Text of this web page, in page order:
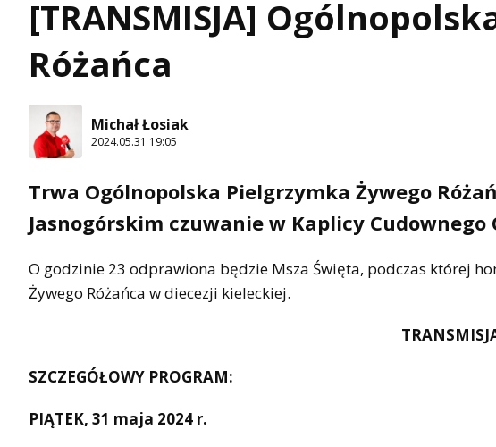
[TRANSMISJA]
Różańca
Michał Łosiak
2024.05.31 19:05
Trwa Ogólnopolska Pielgrzymka Żywego
Jasnogórskim czuwanie w Kaplicy
O godzinie 23 odprawiona będzie Msza Święta, podczas której
Żywego Różańca w diecezji kieleckiej.
SZCZEGÓŁOWY PROGRAM:
PIĄTEK, 31 maja 2024 r.